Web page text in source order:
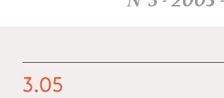
3.05